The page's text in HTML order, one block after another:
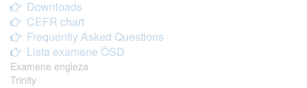
Downloads
CEFR chart
Frequently Asked Questions
Lista examene ÖSD
Examene engleza
Trinity